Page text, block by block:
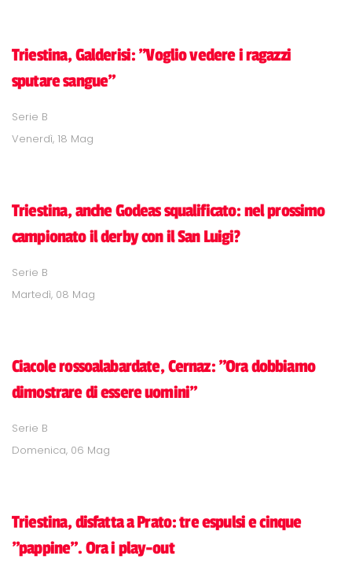
Triestina, Galderisi: "Voglio vedere i ragazzi
sputare sangue"
Serie B
Venerdì, 18 Mag
Triestina, anche Godeas squalificato: nel prossimo
campionato il derby con il San Luigi?
Serie B
Martedì, 08 Mag
Ciacole rossoalabardate, Cernaz: "Ora dobbiamo
dimostrare di essere uomini"
Serie B
Domenica, 06 Mag
Triestina, disfatta a Prato: tre espulsi e cinque
"pappine". Ora i play-out